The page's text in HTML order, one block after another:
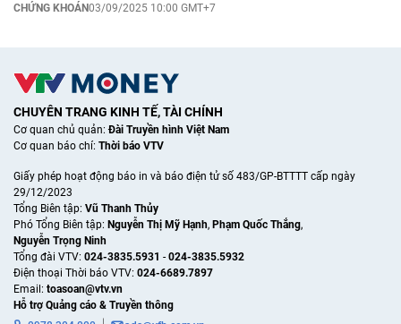
CHỨNG KHOÁN03/09/2025 10:00 GMT+7
CHUYÊN TRANG KINH TẾ, TÀI CHÍNH
Cơ quan chủ quản:Đài Truyền hình Việt Nam
Cơ quan báo chí: Thời báo VTV
Giấy phép hoạt động báo in và báo điện tử số 483/GP-BTTTT cấp ngày
29/12/2023
Tổng Biên tập: Vũ Thanh Thủy
Phó Tổng Biên tập: Nguyễn Thị Mỹ Hạnh, Phạm Quốc Thắng,
Nguyễn Trọng Ninh
Tổng đài VTV: 024-3835.5931 - 024-3835.5932
Ðiện thoại Thời báo VTV: 024-6689.7897
Email: toasoan@vtv.vn
Hỗ trợ Quảng cáo & Truyền thông